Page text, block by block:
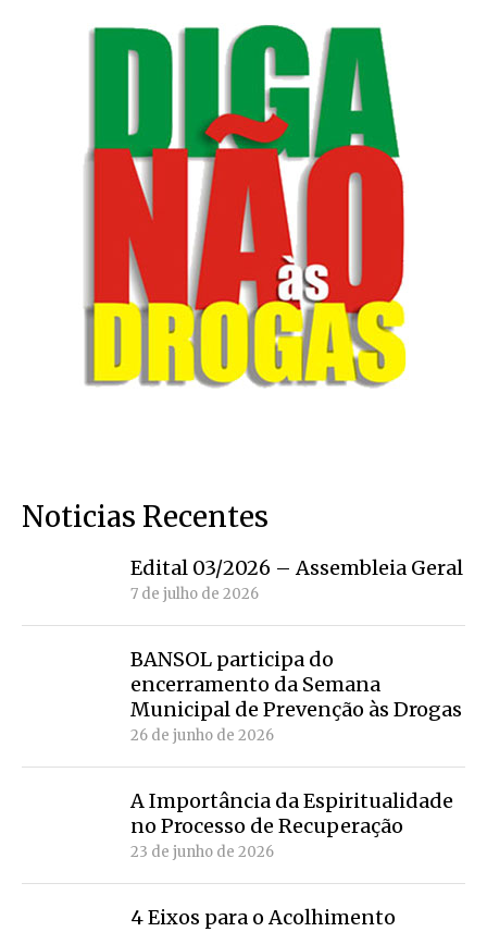
Noticias Recentes
Edital 03/2026 – Assembleia Geral
7 de julho de 2026
BANSOL participa do
encerramento da Semana
Municipal de Prevenção às Drogas
26 de junho de 2026
A Importância da Espiritualidade
no Processo de Recuperação
23 de junho de 2026
4 Eixos para o Acolhimento